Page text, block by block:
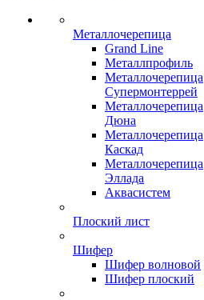
Металлочерепица
Grand Line
Металлпрофиль
Металлочерепица
Супермонтеррей
Металлочерепица
Дюна
Металлочерепица
Каскад
Металлочерепица
Эллада
Аквасистем
Плоский лист
Шифер
Шифер волновой
Шифер плоский